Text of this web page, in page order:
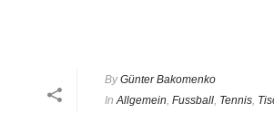
By Günter Bakomenko
In Allgemein Fussball Tennis